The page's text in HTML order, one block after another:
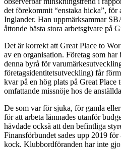
det förekommit “enstaka hicka”, för
Inglander. Han uppmärksammar
åttonde bästa stora arbetsgivare på
Det är korrekt att Great Place to
av en organisation. Företag som
denna byrå för
företagsidentitetsutveckling) får
kvar på en hög plats på Great Place
omfattande missnöje hos de
De som var för sjuka, för gamla
för att arbeta lämnades utanför
hävdade också att den befintliga
Finansförbundet sades upp 2019
kock. Klubbordföranden har inte